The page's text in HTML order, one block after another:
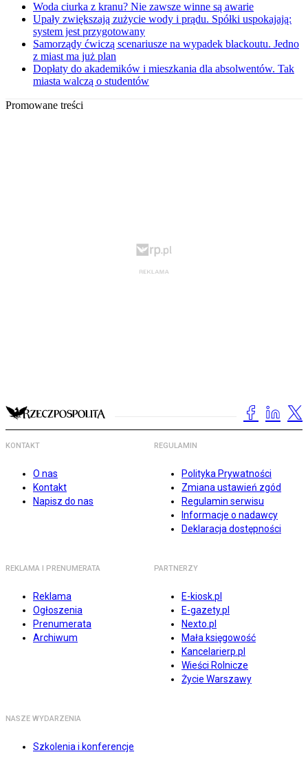
Woda ciurka z kranu? Nie zawsze winne są awarie
Upały zwiększają zużycie wody i prądu. Spółki uspokajają:
system jest przygotowany
Samorządy ćwiczą scenariusze na wypadek blackoutu. Jedno
z miast ma już plan
Dopłaty do akademików i mieszkania dla absolwentów. Tak
miasta walczą o studentów
Promowane treści
KONTAKT
O nas
Kontakt
Napisz do nas
REGULAMIN
Polityka Prywatności
Zmiana ustawień zgód
Regulamin serwisu
Informacje o nadawcy
Deklaracja dostępności
REKLAMA I PRENUMERATA
Reklama
Ogłoszenia
Prenumerata
Archiwum
PARTNERZY
E-kiosk.pl
E-gazety.pl
Nexto.pl
Mała księgowość
Kancelarierp.pl
Wieści Rolnicze
Życie Warszawy
NASZE WYDARZENIA
Szkolenia i konferencje